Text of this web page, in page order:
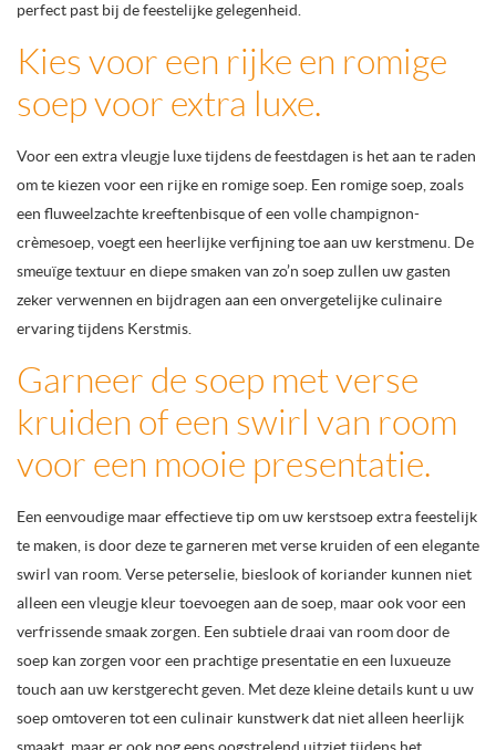
perfect past bij de feestelijke gelegenheid.
Kies voor een rijke en romige
soep voor extra luxe.
Voor een extra vleugje luxe tijdens de feestdagen is het aan te raden
om te kiezen voor een rijke en romige soep. Een romige soep, zoals
een fluweelzachte kreeftenbisque of een volle champignon-
crèmesoep, voegt een heerlijke verfijning toe aan uw kerstmenu. De
smeuïge textuur en diepe smaken van zo’n soep zullen uw gasten
zeker verwennen en bijdragen aan een onvergetelijke culinaire
ervaring tijdens Kerstmis.
Garneer de soep met verse
kruiden of een swirl van room
voor een mooie presentatie.
Een eenvoudige maar effectieve tip om uw kerstsoep extra feestelijk
te maken, is door deze te garneren met verse kruiden of een elegante
swirl van room. Verse peterselie, bieslook of koriander kunnen niet
alleen een vleugje kleur toevoegen aan de soep, maar ook voor een
verfrissende smaak zorgen. Een subtiele draai van room door de
soep kan zorgen voor een prachtige presentatie en een luxueuze
touch aan uw kerstgerecht geven. Met deze kleine details kunt u uw
soep omtoveren tot een culinair kunstwerk dat niet alleen heerlijk